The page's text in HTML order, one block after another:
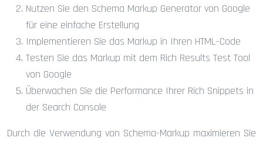
Nutzen Sie den Schema Markup Generator von Google
für eine einfache Erstellung
Implementieren Sie das Markup in Ihren HTML-Code
Testen Sie das Markup mit dem Rich Results Test Tool
von Google
Überwachen Sie die Performance Ihrer Rich Snippets in
der Search Console
Durch die Verwendung von Schema-Markup maximieren Sie